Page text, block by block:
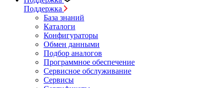
Поддержка
База знаний
Каталоги
Конфигураторы
Обмен данными
Подбор аналогов
Программное обеспечение
Сервисное обслуживание
Сервисы